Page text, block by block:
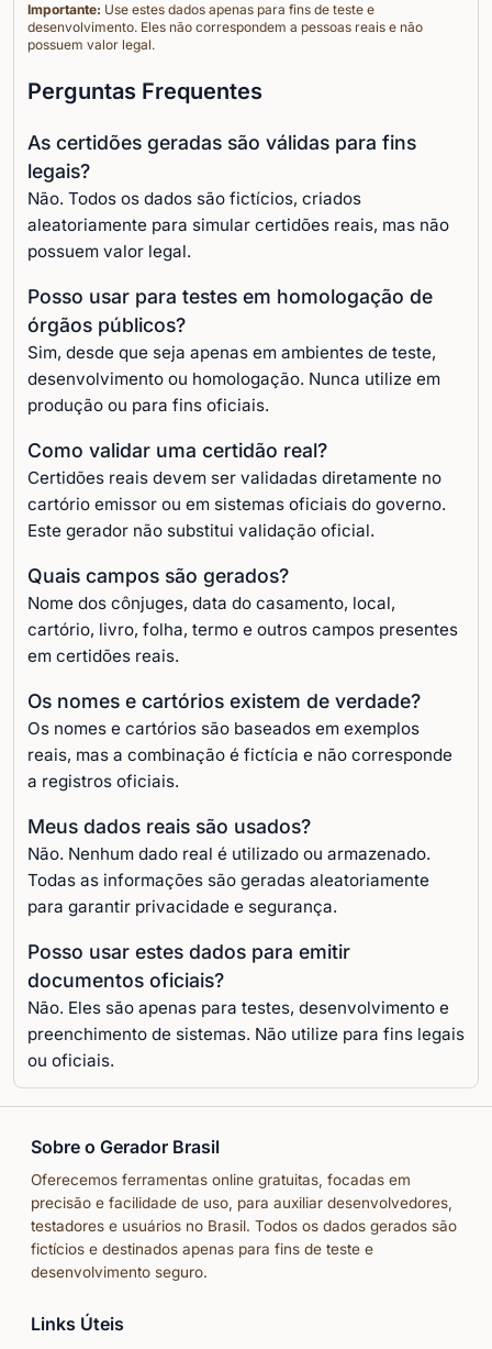
Importante: Use estes dados apenas para fins de teste e
desenvolvimento. Eles não correspondem a pessoas reais e não
possuem valor legal.
Perguntas Frequentes
As certidões geradas são válidas para fins
legais?
Não. Todos os dados são fictícios, criados
aleatoriamente para simular certidões reais, mas não
possuem valor legal.
Posso usar para testes em homologação de
órgãos públicos?
Sim, desde que seja apenas em ambientes de teste,
desenvolvimento ou homologação. Nunca utilize em
produção ou para fins oficiais.
Como validar uma certidão real?
Certidões reais devem ser validadas diretamente no
cartório emissor ou em sistemas oficiais do governo.
Este gerador não substitui validação oficial.
Quais campos são gerados?
Nome dos cônjuges, data do casamento, local,
cartório, livro, folha, termo e outros campos presentes
em certidões reais.
Os nomes e cartórios existem de verdade?
Os nomes e cartórios são baseados em exemplos
reais, mas a combinação é fictícia e não corresponde
a registros oficiais.
Meus dados reais são usados?
Não. Nenhum dado real é utilizado ou armazenado.
Todas as informações são geradas aleatoriamente
para garantir privacidade e segurança.
Posso usar estes dados para emitir
documentos oficiais?
Não. Eles são apenas para testes, desenvolvimento e
preenchimento de sistemas. Não utilize para fins legais
ou oficiais.
Sobre o Gerador Brasil
Oferecemos ferramentas online gratuitas, focadas em
precisão e facilidade de uso, para auxiliar desenvolvedores,
testadores e usuários no Brasil. Todos os dados gerados são
fictícios e destinados apenas para fins de teste e
desenvolvimento seguro.
Links Úteis